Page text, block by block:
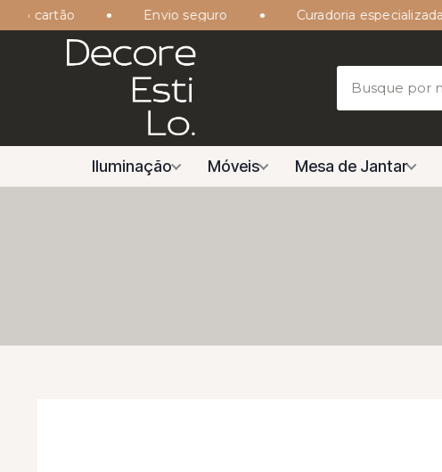
cartão Envio seguro Curadoria especializada
Iluminação Móveis Mesa de Jantar